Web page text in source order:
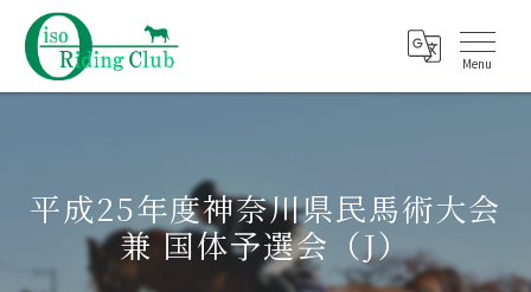
平成25年度神奈川県民馬術大会
兼 国体予選会（J）